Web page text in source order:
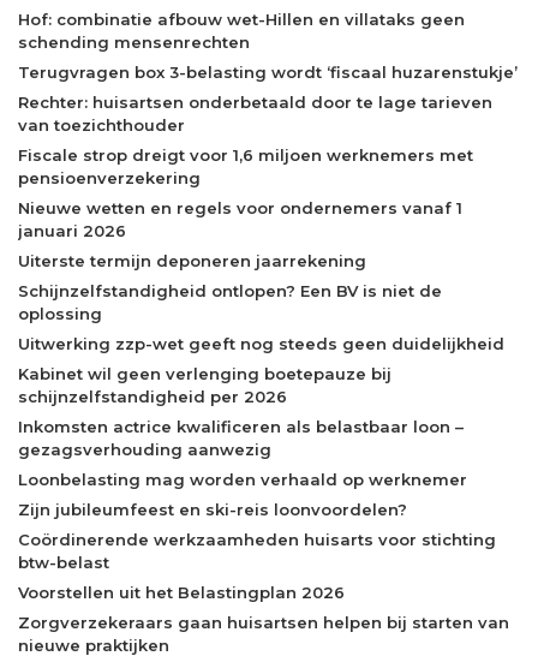
Hof: combinatie afbouw wet-Hillen en villataks geen
schending mensenrechten
Terugvragen box 3-belasting wordt ‘fiscaal huzarenstukje’
Rechter: huisartsen onderbetaald door te lage tarieven
van toezichthouder
Fiscale strop dreigt voor 1,6 miljoen werknemers met
pensioenverzekering
Nieuwe wetten en regels voor ondernemers vanaf 1
januari 2026
Uiterste termijn deponeren jaarrekening
Schijnzelfstandigheid ontlopen? Een BV is niet de
oplossing
Uitwerking zzp-wet geeft nog steeds geen duidelijkheid
Kabinet wil geen verlenging boetepauze bij
schijnzelfstandigheid per 2026
Inkomsten actrice kwalificeren als belastbaar loon –
gezagsverhouding aanwezig
Loonbelasting mag worden verhaald op werknemer
Zijn jubileumfeest en ski-reis loonvoordelen?
Coördinerende werkzaamheden huisarts voor stichting
btw-belast
Voorstellen uit het Belastingplan 2026
Zorgverzekeraars gaan huisartsen helpen bij starten van
nieuwe praktijken